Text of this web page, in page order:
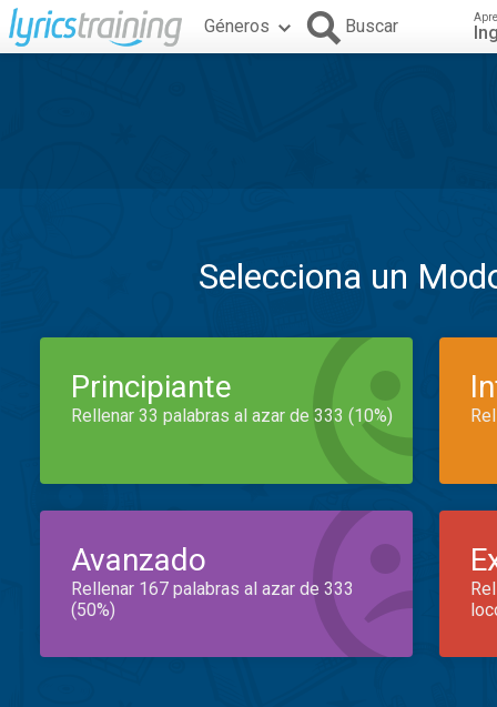
Géneros Buscar
Selecciona un
Principiante
Rellenar 33 palabras al azar de 333 (10%)
Avanzado
Rellenar 167 palabras al azar de 333
(50%)